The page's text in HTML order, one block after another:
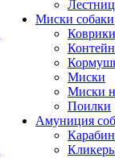
Миски собаки
Миски
Миски
Поилки
Амуниция